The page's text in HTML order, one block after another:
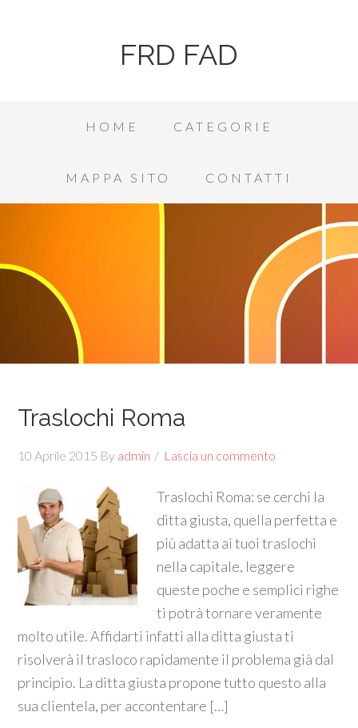
FRD FAD
HOME CATEGORIE
MAPPA SITO CONTATTI
Traslochi Roma
10 Aprile 2015 By admin Lascia un commento
Traslochi Roma: se cerchi la
ditta giusta, quella perfetta e
più adatta ai tuoi traslochi
nella capitale, leggere
queste poche e semplici righe
ti potrà tornare veramente
molto utile. Affidarti infatti alla ditta giusta ti
risolverà il trasloco rapidamente il problema già dal
principio. La ditta giusta propone tutto questo alla
sua clientela, per accontentare […]